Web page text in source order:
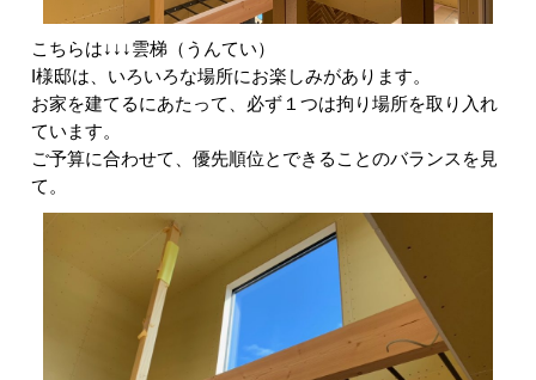
こちらは↓↓↓雲梯（うんてい）
I様邸は、いろいろな場所にお楽しみがあります。
お家を建てるにあたって、必ず１つは拘り場所を取り入れ
ています。
ご予算に合わせて、優先順位とできることのバランスを見
て。